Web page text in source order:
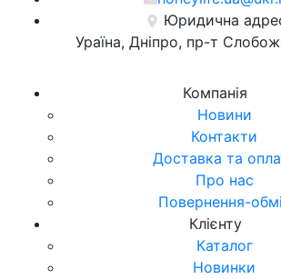
Компанія
Новини
Контакти
Доставка та
Про нас
Повернення-
Клієнту
Каталог
Новинки
Юридична
Ураїна, Дніпро, пр-т